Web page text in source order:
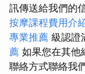
訊傳送給我們的
按摩課程費用介
專業推薦 級認證
薦 如果您在其他
聯絡方式聯絡我